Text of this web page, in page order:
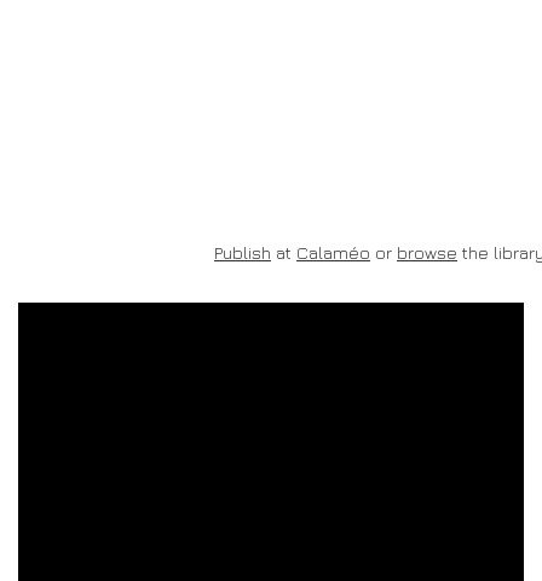
Publish at Calaméo or browse the